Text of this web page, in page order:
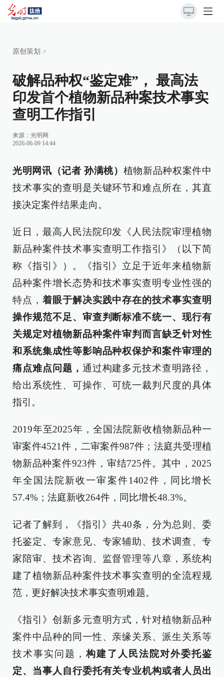
原创策划 >
破解品种权“鉴定难”， 最高法
印发首个植物新品种案技术事实
查明工作指引
来源： 光明网
2026-06-09 14:44
光明网讯（记者 孙满桃） 植物新品种权案件中
技术事实的查明是关键环节和难点所在，其直
接决定案件结果走向。
近日，最高人民法院印发《人民法院审理植物
新品种案件技术事实查明工作指引》（以下简
称《指引》）。《指引》立足于近年来植物新
品种案件增长态势和技术事实查明专业性强的
特点， 着眼于解决实践中存在的技术事实查明
操作规范不足、审查判断标准不统一、现行有
关规定对植物新品种案件审判而言缺乏针对性
和系统集成性等影响品种权保护和案件审理的
痛点难点问题， 通过构建多元技术查明路径，
给出系统性、可操作、可统一裁判尺度的具体
指引。
2019年至2025年，全国法院新收植物新品种一
审案件4521件，二审案件987件；法庭共受理植
物新品种案件923件，审结725件。其中，2025
年全国法院新收一审案件1402件，同比增长
57.4%；法庭新收264件，同比增长48.3%。
记者了解到，《指引》共40条，分为总则、委
托鉴定、专家意见、专家辅助、技术调查、专
家陪审、技术咨询、监督管理等八章，系统构
建了植物新品种案件技术事实查明的全流程规
范，更好解决技术事实查明难题。
《指引》创新多元查明方式，针对植物新品种
案件中品种的同一性、亲缘关系、派生关系等
技术事实问题，构建了人民法院对外委托鉴
定、当事人自行委托有关专业机构或者人员出